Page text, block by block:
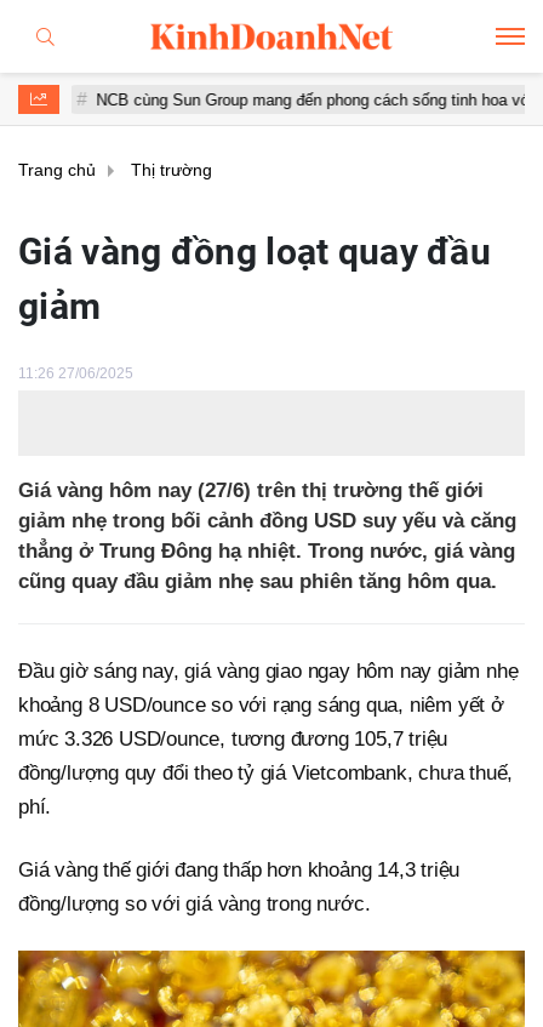
NCB cùng Sun Group mang đến phong cách sống tinh hoa với đặc quyền
Trang chủ Thị trường
Giá vàng đồng loạt quay đầu
giảm
11:26 27/06/2025
Giá vàng hôm nay (27/6) trên thị trường thế giới
giảm nhẹ trong bối cảnh đồng USD suy yếu và căng
thẳng ở Trung Đông hạ nhiệt. Trong nước, giá vàng
cũng quay đầu giảm nhẹ sau phiên tăng hôm qua.
Đầu giờ sáng nay, giá vàng giao ngay hôm nay giảm nhẹ
khoảng 8 USD/ounce so với rạng sáng qua, niêm yết ở
mức 3.326 USD/ounce, tương đương 105,7 triệu
đồng/lượng quy đổi theo tỷ giá Vietcombank, chưa thuế,
phí.
Giá vàng thế giới đang thấp hơn khoảng 14,3 triệu
đồng/lượng so với giá vàng trong nước.